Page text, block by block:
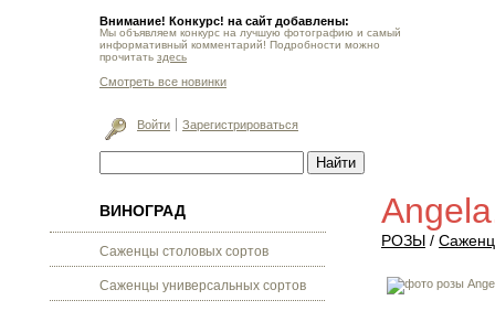
Внимание! Конкурс! на сайт добавлены:
Мы объявляем конкурс на лучшую фотографию и самый
информативный комментарий! Подробности можно
прочитать здесь
Смотреть все новинки
Войти Зарегистрироваться
ВИНОГРАД
Саженцы столовых сортов
Саженцы универсальных сортов
РОЗЫ /